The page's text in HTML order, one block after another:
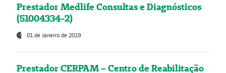
Prestador Medlife Consultas e Diagnósticos
(51004334-2)
01 de Janeiro de 2019
Prestador CERPAM – Centro de Reabilitação